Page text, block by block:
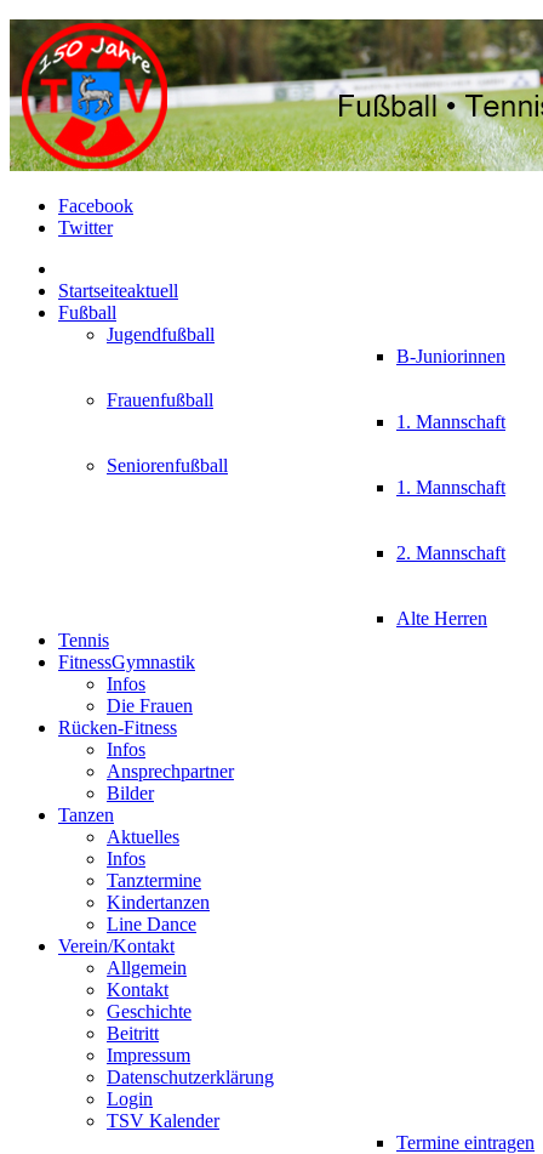
Facebook
Twitter
Startseiteaktuell
Fußball
Jugendfußball
B-Juniorinnen
Frauenfußball
1. Mannschaft
Seniorenfußball
1. Mannschaft
2. Mannschaft
Alte Herren
Tennis
FitnessGymnastik
Infos
Die Frauen
Rücken-Fitness
Infos
Ansprechpartner
Bilder
Tanzen
Aktuelles
Infos
Tanztermine
Kindertanzen
Line Dance
Verein/Kontakt
Allgemein
Kontakt
Geschichte
Beitritt
Impressum
Datenschutzerklärung
Login
TSV Kalender
Termine eintragen